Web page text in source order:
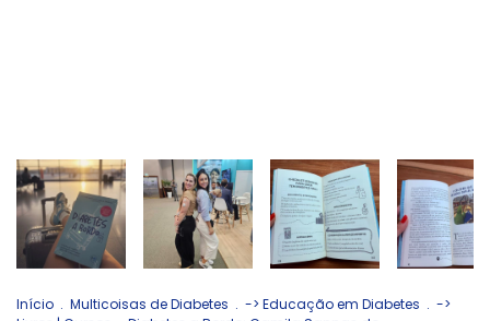
Início . Multicoisas de Diabetes . -> Educação em Diabetes . ->